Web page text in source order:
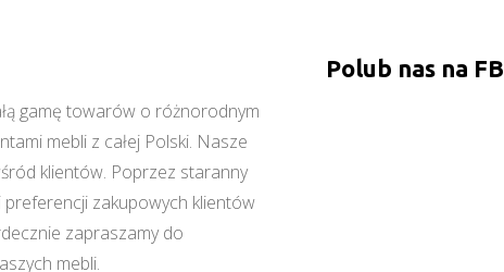
gamę towarów o różnorodnym
mebli z całej Polski. Nasze
klientów. Poprzez staranny
preferencji zakupowych klientów
zapraszamy do
mebli.
Polub nas na FB